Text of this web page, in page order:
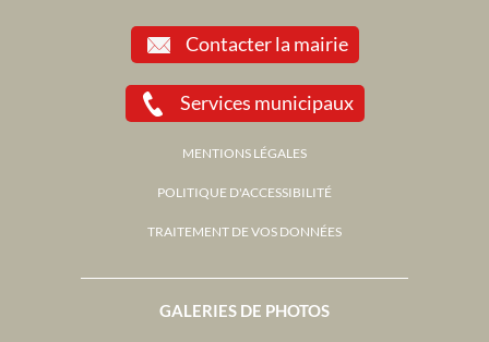
GALERIES DE PHOTOS
Contacter la mairie
Services municipaux
MENTIONS LÉGALES
POLITIQUE D'ACCESSIBILITÉ
TRAITEMENT DE VOS DONNÉES